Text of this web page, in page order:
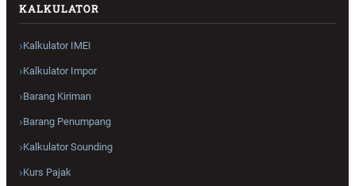
KALKULATOR
Kalkulator IMEI
Kalkulator Impor
Barang Kiriman
Barang Penumpang
Kalkulator Sounding
Kurs Pajak